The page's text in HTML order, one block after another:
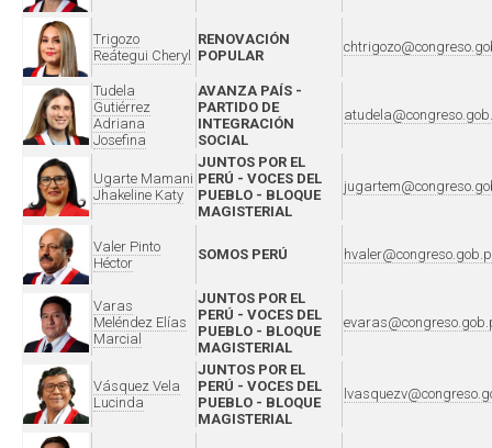
Trigozo
Reátegui Cheryl
RENOVACIÓN
POPULAR
Tudela
Gutiérrez
Adriana
Josefina
AVANZA PAÍS -
PARTIDO DE
INTEGRACIÓN
SOCIAL
Ugarte Mamani
Jhakeline Katy
JUNTOS POR EL
PERÚ - VOCES DEL
PUEBLO - BLOQUE
MAGISTERIAL
Valer Pinto
Héctor
SOMOS PERÚ
Varas
Meléndez Elías
Marcial
JUNTOS POR EL
PERÚ - VOCES DEL
PUEBLO - BLOQUE
MAGISTERIAL
Vásquez Vela
Lucinda
JUNTOS POR EL
PERÚ - VOCES DEL
PUEBLO - BLOQUE
MAGISTERIAL